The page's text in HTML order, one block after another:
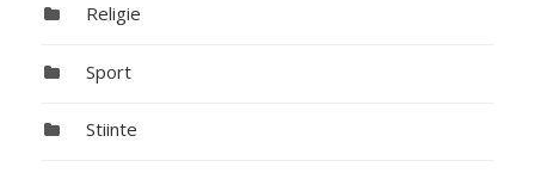
Religie
Sport
Stiinte